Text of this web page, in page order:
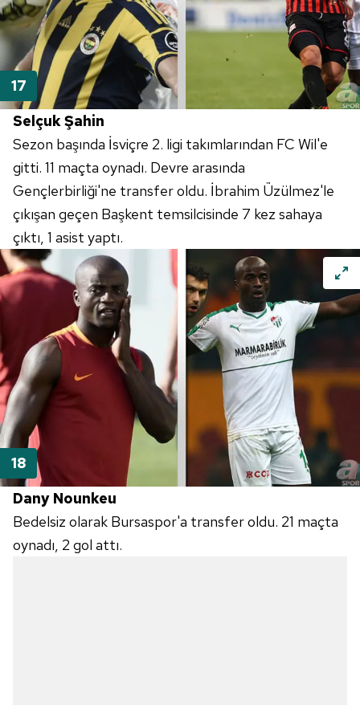
Selçuk Şahin
Sezon başında İsviçre 2. ligi takımlarından FC Wil'e
gitti. 11 maçta oynadı. Devre arasında
Gençlerbirliği'ne transfer oldu. İbrahim Üzülmez'le
çıkışan geçen Başkent temsilcisinde 7 kez sahaya
çıktı, 1 asist yaptı.
Dany Nounkeu
Bedelsiz olarak Bursaspor'a transfer oldu. 21 maçta
oynadı, 2 gol attı.